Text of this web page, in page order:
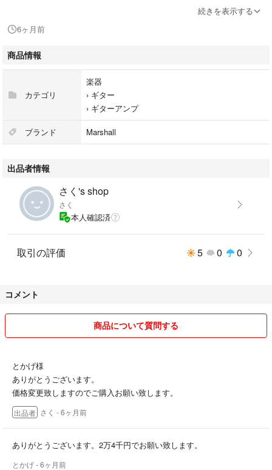
#Marshall
#CODE25
#楽器
#ギターアンプ
続きを表示する
6ヶ月前
商品情報
カテゴリ
楽器
› ギター
› ギターアンプ
ブランド Marshall
出品者情報
さく's shop
さく
本人確認済
取引の評価 5 0 0
コメント
商品について質問する
とかげ様
ありがとうございます。
価格変更致しますのでご購入お願い致します。
出品者 さく - 6ヶ月前
ありがとうございます。2万4千円でお願い致します。
とかげ- 6ヶ月前